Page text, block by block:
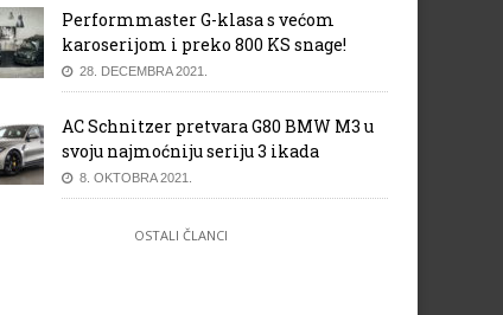
Performmaster G-klasa s većom
karoserijom i preko 800 KS snage!
28. DECEMBRA 2021.
AC Schnitzer pretvara G80 BMW M3 u
svoju najmoćniju seriju 3 ikada
8. OKTOBRA 2021.
OSTALI ČLANCI